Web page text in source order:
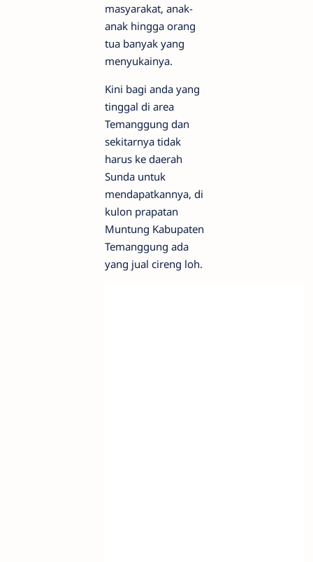
masyarakat, anak-
anak hingga orang
tua banyak yang
menyukainya.
Kini bagi anda yang
tinggal di area
Temanggung dan
sekitarnya tidak
harus ke daerah
Sunda untuk
mendapatkannya, di
kulon prapatan
Muntung Kabupaten
Temanggung ada
yang jual cireng loh.